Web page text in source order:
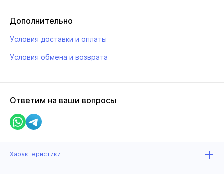
Дополнительно
Условия доставки и оплаты
Условия обмена и возврата
Ответим на ваши вопросы
Характеристики